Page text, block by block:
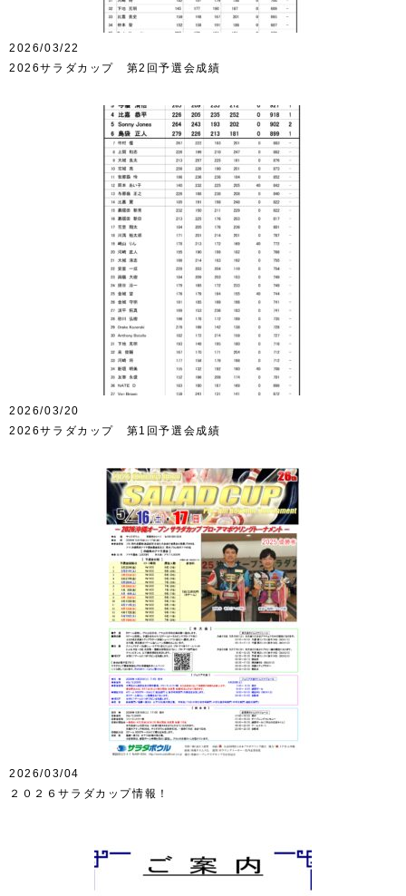
2026/03/22
2026サラダカップ 第2回予選会成績
2026/03/20
2026サラダカップ 第1回予選会成績
2026/03/04
２０２６サラダカップ情報！